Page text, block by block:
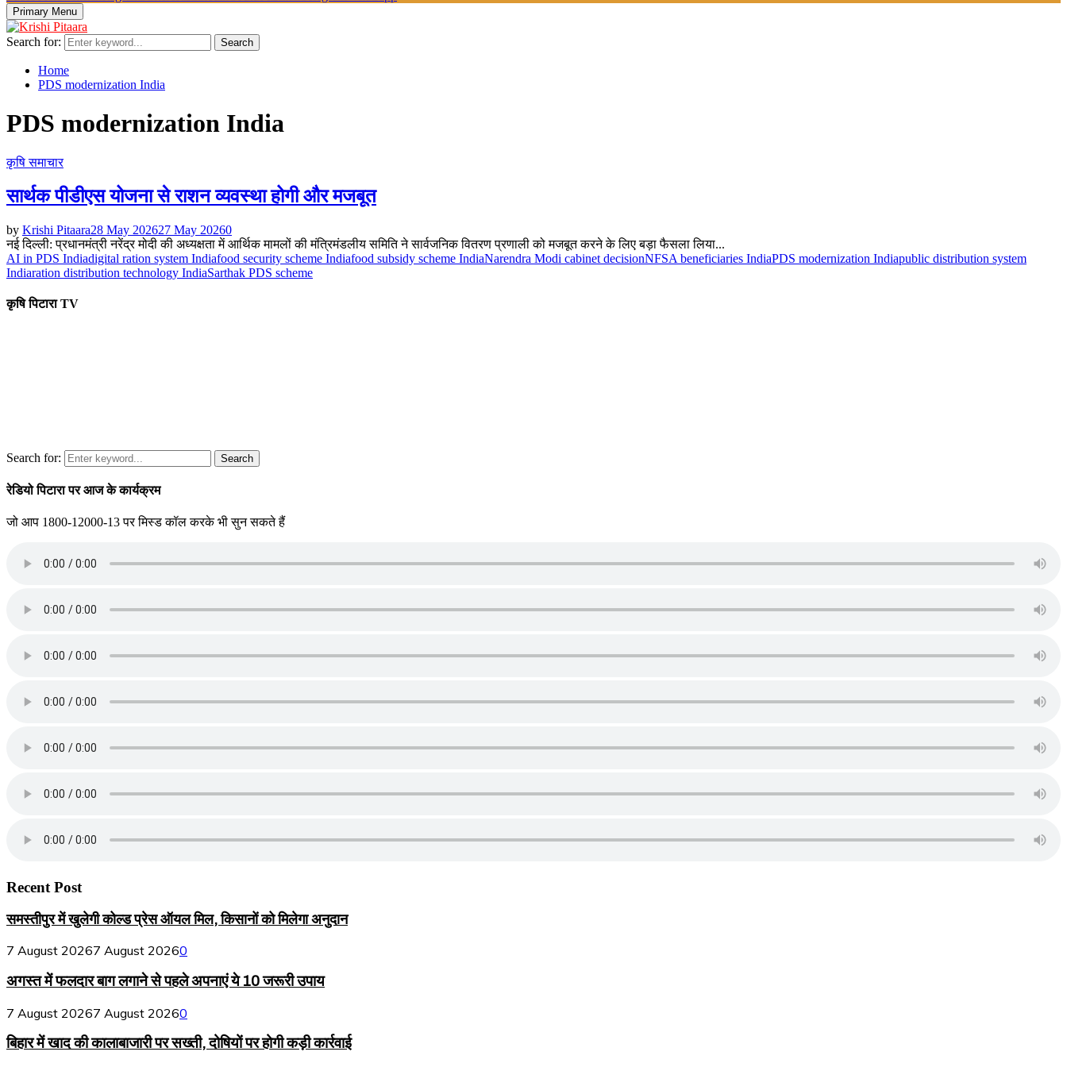
Primary Menu
Search for: Search
Home
PDS modernization India
PDS modernization India
कृषि समाचार
सार्थक पीडीएस योजना से राशन व्यवस्था होगी और मजबूत
by Krishi Pitaara28 May 202627 May 20260
नई दिल्ली: प्रधानमंत्री नरेंद्र मोदी की अध्यक्षता में आर्थिक मामलों की मंत्रिमंडलीय समिति ने सार्वजनिक वितरण प्रणाली को मजबूत करने के लिए बड़ा फैसला लिया...
AI in PDS Indiadigital ration system Indiafood security scheme Indiafood subsidy scheme IndiaNarendra Modi cabinet decisionNFSA beneficiaries IndiaPDS modernization Indiapublic distribution system
Indiaration distribution technology IndiaSarthak PDS scheme
कृषि पिटारा TV
Search for: Search
रेडियो पिटारा पर आज के कार्यक्रम
जो आप 1800-12000-13 पर मिस्ड कॉल करके भी सुन सकते हैं
Recent Post
समस्तीपुर में खुलेगी कोल्ड प्रेस ऑयल मिल, किसानों को मिलेगा अनुदान
7 August 20267 August 20260
अगस्त में फलदार बाग लगाने से पहले अपनाएं ये 10 जरूरी उपाय
7 August 20267 August 20260
बिहार में खाद की कालाबाजारी पर सख्ती, दोषियों पर होगी कड़ी कार्रवाई